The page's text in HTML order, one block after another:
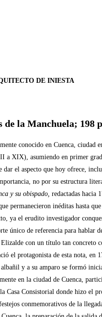
DE INIESTA
de la Manchuela; 198
conocido en Cuenca, ciudad en
a XIX), asumiendo en primer
el aspecto que hoy ofrece,
no por su estructura
y su obispado, redactadas hacia
permanecieron inéditas hasta
ya el erudito investigador
único de referencia para
con un título tan concreto
el protagonista de esta nota, en
y a su amparo se formó
en la ciudad de Cuenca,
Casa Consistorial donde hizo el
conmemorativos de la